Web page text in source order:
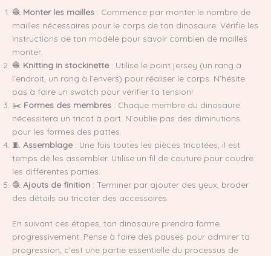
🧶 Monter les mailles : Commence par monter le nombre de
mailles nécessaires pour le corps de ton dinosaure. Vérifie les
instructions de ton modèle pour savoir combien de mailles
monter.
🧶 Knitting in stockinette : Utilise le point jersey (un rang à
l’endroit, un rang à l’envers) pour réaliser le corps. N’hésite
pas à faire un swatch pour vérifier ta tension!
✂️ Formes des membres : Chaque membre du dinosaure
nécessitera un tricot à part. N’oublie pas des diminutions
pour les formes des pattes.
🧵 Assemblage : Une fois toutes les pièces tricotées, il est
temps de les assembler. Utilise un fil de couture pour coudre
les différentes parties.
🧶 Ajouts de finition : Terminer par ajouter des yeux, broder
des détails ou tricoter des accessoires.
En suivant ces étapes, ton dinosaure prendra forme
progressivement. Pense à faire des pauses pour admirer ta
progression, c’est une partie essentielle du processus de